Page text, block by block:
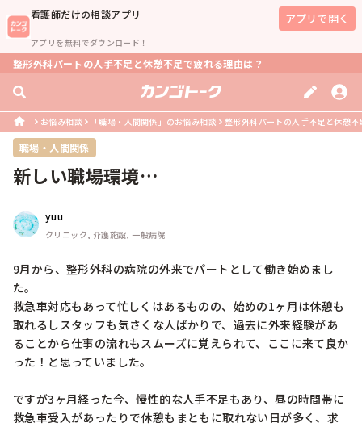
看護師だけの相談アプリ
アプリを無料でダウンロード！
アプリで開く
整形外科パートの人手不足と休憩不足で疲れる理由は？
お悩み相談 「職場・人間関係」のお悩み相談 整形外科パートの人手不足と休憩
職場・人間関係
新しい職場環境…
yuu
クリニック, 介護施設, 一般病院
9月から、整形外科の病院の外来でパートとして働き始めまし
た。
救急車対応もあって忙しくはあるものの、始めの1ヶ月は休憩も
取れるしスタッフも気さくな人ばかりで、過去に外来経験があ
ることから仕事の流れもスムーズに覚えられて、ここに来て良か
った！と思っていました。
ですが3ヶ月経った今、慢性的な人手不足もあり、昼の時間帯に
救急車受入があったりで休憩もまともに取れない日が多く、求